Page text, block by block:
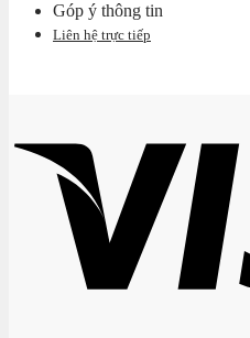
Góp ý thông tin
Liên hệ trực tiếp